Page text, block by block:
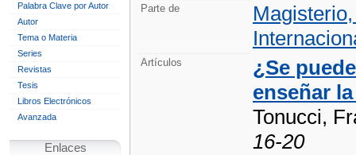
Palabra Clave por Autor
Autor
Tema o Materia
Series
Revistas
Tesis
Libros Electrónicos
Avanzada
Enlaces
Parte de
Artículos
¿Se
enseñar
Tonucci,
16-20